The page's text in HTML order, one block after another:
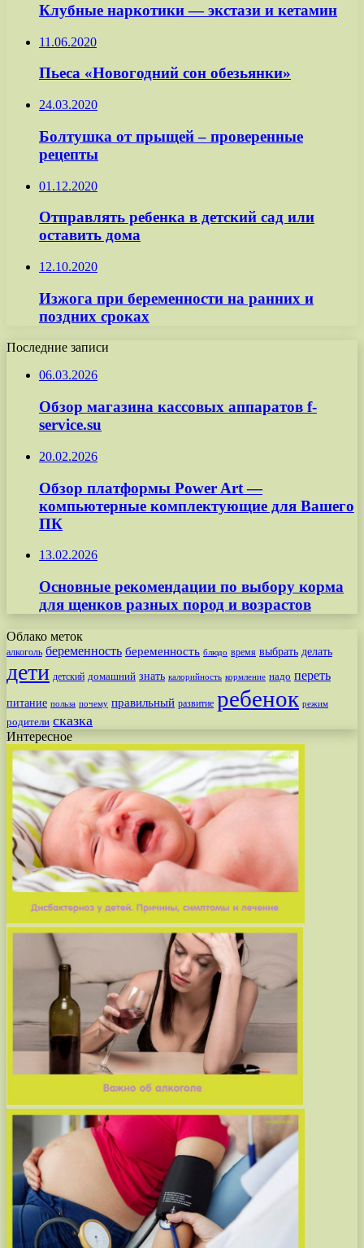
Клубные наркотики — экстази и кетамин
11.06.2020
Пьеса «Новогодний сон обезьянки»
24.03.2020
Болтушка от прыщей – проверенные
рецепты
01.12.2020
Отправлять ребенка в детский сад или
оставить дома
12.10.2020
Изжога при беременности на ранних и
поздних сроках
Последние записи
06.03.2026
Обзор магазина кассовых аппаратов f-
service.su
20.02.2026
Обзор платформы Power Art —
компьютерные комплектующие для Вашего
ПК
13.02.2026
Основные рекомендации по выбору корма
для щенков разных пород и возрастов
Облако меток
алкоголь беременность беременность блюдо время выбрать делать
дети детский домашний знать калорийность кормление надо переть
питание польза почему правильный развитие ребенок режим
родители сказка
Интересное